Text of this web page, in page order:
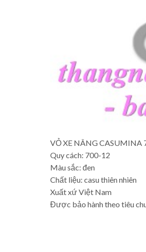
VỎ XE NÂNG CASUMINA
Quy cách: 700-12
Màu sắc: đen
Chất liệu: casu thiên nhiên
Xuất xứ Việt Nam
Được bảo hành theo tiêu